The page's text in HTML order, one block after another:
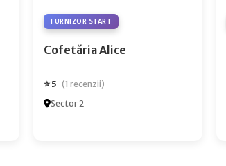
FURNIZOR START
Cofetăria Alice
⭐ 5 (1 recenzii)
Sector 2